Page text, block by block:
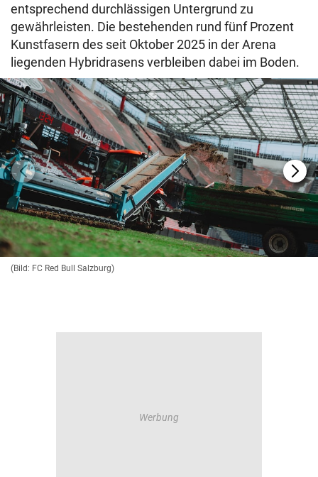
entsprechend durchlässigen Untergrund zu
gewährleisten. Die bestehenden rund fünf Prozent
Kunstfasern des seit Oktober 2025 in der Arena
liegenden Hybridrasens verbleiben dabei im Boden.
(Bild: FC Red Bull Salzburg)